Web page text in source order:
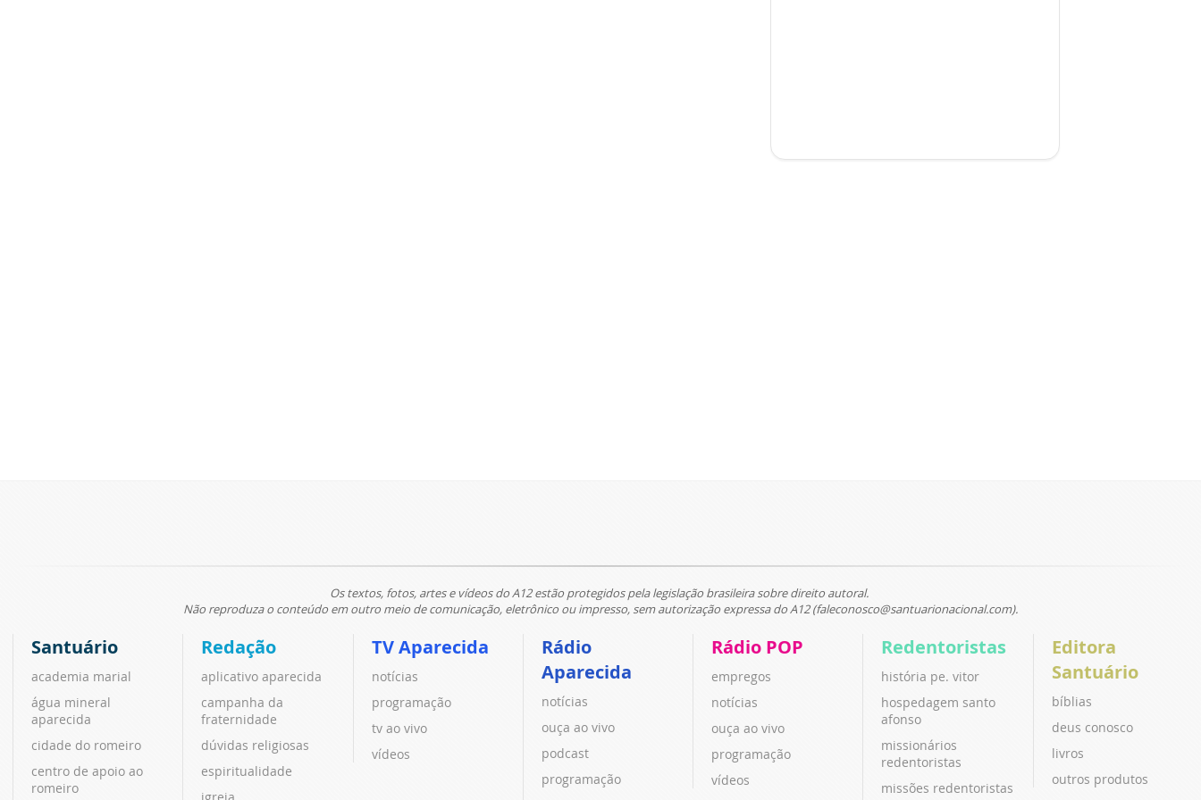
Os textos, fotos, artes e vídeos do A12 estão protegidos pela legislação brasileira sobre direito autoral.
Não reproduza o conteúdo em outro meio de comunicação, eletrônico ou impresso, sem autorização expressa do A12 (faleconosco@santuarionacional.com).
Santuário
academia marial
água mineral
aparecida
cidade do romeiro
centro de apoio ao
romeiro
Redação
aplicativo aparecida
campanha da
fraternidade
dúvidas religiosas
espiritualidade
igreja
TV Aparecida
notícias
programação
tv ao vivo
vídeos
Rádio
Aparecida
notícias
ouça ao vivo
podcast
programação
Rádio POP
empregos
notícias
ouça ao vivo
programação
vídeos
Redentoristas
história pe. vitor
hospedagem santo
afonso
missionários
redentoristas
missões redentoristas
Editora
Santuário
bíblias
deus conosco
livros
outros produtos